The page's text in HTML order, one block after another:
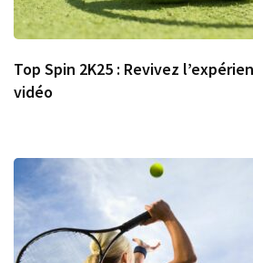
Top Spin 2K25 : Revivez
vidéo